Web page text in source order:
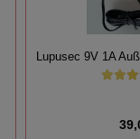
Lupusec 9V 1A